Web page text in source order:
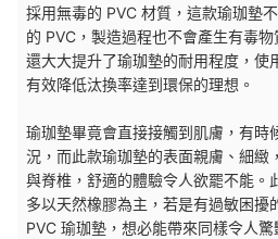
採用無毒的 PVC 材質，這款瑜珈墊
的 PVC，製造過程也不會產生有毒
還大大提升了瑜珈墊的耐用程度，使
有效降低汰換率達到環保的理想。
瑜珈墊畢竟會直接接觸到肌膚，有時
況，而此款瑜珈墊的表面親膚、細緻
與脊椎，舒適的體驗令人欲罷不能。
多以天然橡膠為主，若是有過敏困擾
PVC 瑜珈墊，想必能帶來同樣令人驚